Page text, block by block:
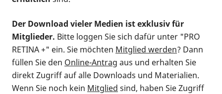
Der Download vieler Medien ist exklusiv für
Mitglieder. Bitte loggen Sie sich dafür unter "PRO
RETINA +" ein. Sie möchten Mitglied werden? Dann
füllen Sie den Online-Antrag aus und erhalten Sie
direkt Zugriff auf alle Downloads und Materialien.
Wenn Sie noch kein Mitglied sind, haben Sie Zugriff